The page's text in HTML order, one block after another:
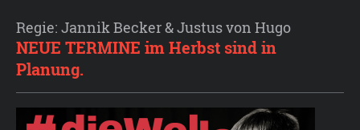
Regie: Jannik Becker & Justus von Hugo
NEUE TERMINE im Herbst sind in
Planung.